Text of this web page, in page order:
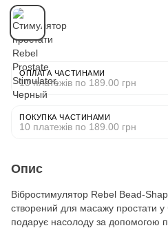
ОПЛАТА ЧАСТИНАМИ
10 платежів по 189.00 грн
ПОКУПКА ЧАСТИНАМИ
10 платежів по 189.00 грн
Опис
Вібростимулятор Rebel Bead-
створений для масажу простати у
подарує насолоду за допомогою